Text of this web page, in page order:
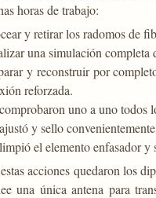
horas de trabajo:
y retirar los radomos de
una simulación completa
y reconstruir por
reforzada.
uno a uno todos
y sello
el elemento enfasador
acciones quedaron los
una única antena para